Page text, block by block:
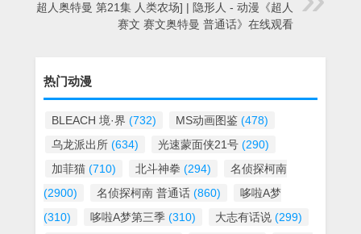
[赛文超人奥特曼 第21集 人类农场] | 隐形人 - 动漫《超人
赛文 赛文奥特曼 普通话》在线观看
热门动漫
BLEACH 境·界 (732) MS动画图鉴 (478)
乌龙派出所 (634) 光速蒙面侠21号 (290)
加菲猫 (710) 北斗神拳 (294)
名侦探柯南
(2900)
名侦探柯南 普通话 (860)
哆啦A梦
(310)
哆啦A梦第三季 (310) 大志有话说 (299)